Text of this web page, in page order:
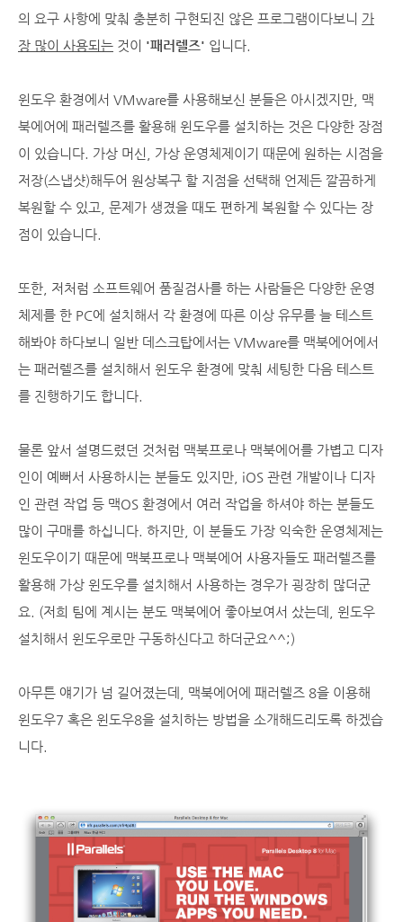
의 요구 사항에 맞춰 충분히 구현되진 않은 프로그램이다보니 가
장 많이 사용되는 것이 '패러렐즈' 입니다.
윈도우 환경에서 VMware를 사용해보신 분들은 아시겠지만, 맥
북에어에 패러렐즈를 활용해 윈도우를 설치하는 것은 다양한 장점
이 있습니다. 가상 머신, 가상 운영체제이기 때문에 원하는 시점을
저장(스냅샷)해두어 원상복구 할 지점을 선택해 언제든 깔끔하게
복원할 수 있고, 문제가 생겼을 때도 편하게 복원할 수 있다는 장
점이 있습니다.
또한, 저처럼 소프트웨어 품질검사를 하는 사람들은 다양한 운영
체제를 한 PC에 설치해서 각 환경에 따른 이상 유무를 늘 테스트
해봐야 하다보니 일반 데스크탑에서는 VMware를 맥북에어에서
는 패러렐즈를 설치해서 윈도우 환경에 맞춰 세팅한 다음 테스트
를 진행하기도 합니다.
물론 앞서 설명드렸던 것처럼 맥북프로나 맥북에어를 가볍고 디자
인이 예뻐서 사용하시는 분들도 있지만, iOS 관련 개발이나 디자
인 관련 작업 등 맥OS 환경에서 여러 작업을 하셔야 하는 분들도
많이 구매를 하십니다. 하지만, 이 분들도 가장 익숙한 운영체제는
윈도우이기 때문에 맥북프로나 맥북에어 사용자들도 패러렐즈를
활용해 가상 윈도우를 설치해서 사용하는 경우가 굉장히 많더군
요. (저희 팀에 계시는 분도 맥북에어 좋아보여서 샀는데, 윈도우
설치해서 윈도우로만 구동하신다고 하더군요^^;)
아무튼 얘기가 넘 길어졌는데, 맥북에어에 패러렐즈 8을 이용해
윈도우7 혹은 윈도우8을 설치하는 방법을 소개해드리도록 하겠습
니다.